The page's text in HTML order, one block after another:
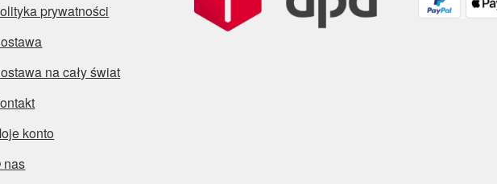
prywatności
na cały świat
konto
nas